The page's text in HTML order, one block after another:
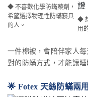
◆ 不喜歡化學防蟎藥劑，
希望選擇物理性防蟎寢具
的人。
◆
用
一件棉被，會陪伴家人
對的防蟎方式，才能讓
🌟 Fotex 天絲防蟎兩